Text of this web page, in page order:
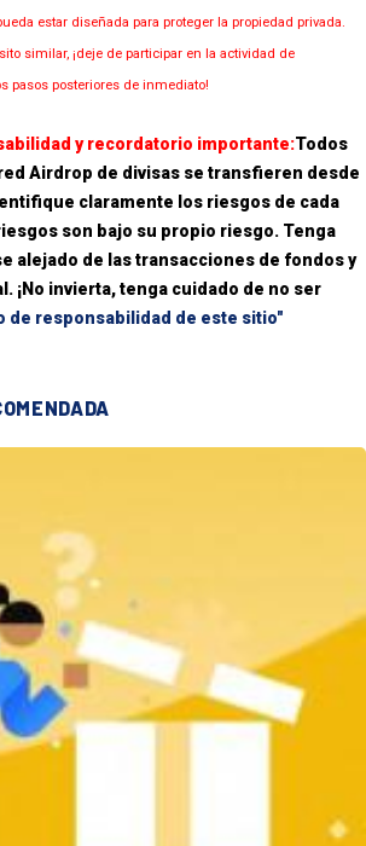
estar diseñada para proteger la propiedad privada.
similar, ¡deje de participar en la actividad de
pasos posteriores de inmediato!
y recordatorio importante:Todos
Airdrop de divisas se transfieren desde
claramente los riesgos de cada
son bajo su propio riesgo. Tenga
alejado de las transacciones de fondos y
¡No invierta, tenga cuidado de no ser
de responsabilidad de este sitio"